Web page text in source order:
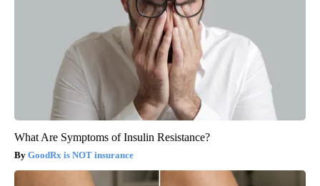
What Are Symptoms of Insulin Resistance?
GoodRx is NOT insurance